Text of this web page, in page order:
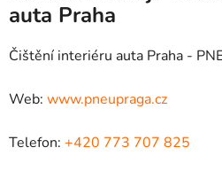
auta Praha
Čištění interiéru auta Praha -
Web: www.pneupraga.cz
Telefon: +420 773 707 825